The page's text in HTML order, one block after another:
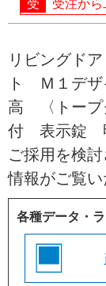
リビングド
ト Ｍ１デ
高 〈トー
付 表示錠
ご採用を検
情報がご覧
各種データ・